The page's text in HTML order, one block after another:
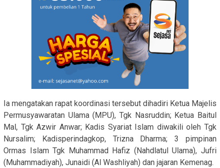
Ia mengatakan rapat koordinasi tersebut dihadiri Ketua Majelis
Permusyawaratan Ulama (MPU), Tgk Nasruddin; Ketua Baitul
Mal, Tgk Azwir Anwar; Kadis Syariat Islam diwakili oleh Tgk
Nursalim; Kadisperindagkop, Trizna Dharma; 3 pimpinan
Ormas Islam Tgk Muhammad Hafiz (Nahdlatul Ulama), Jufri
(Muhammadiyah), Junaidi (Al Washliyah) dan jajaran Kemenag.